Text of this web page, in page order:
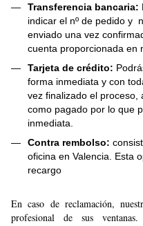
Transferencia bancaria:
indicar el nº de pedido y
enviado una vez
cuenta proporcionada en
Tarjeta de crédito:
forma inmediata y con
vez finalizado el proceso,
como pagado por lo que
inmediata.
Contra rembolso:
oficina en Valencia. Esta
recargo
En caso de reclamación,
profesional de sus